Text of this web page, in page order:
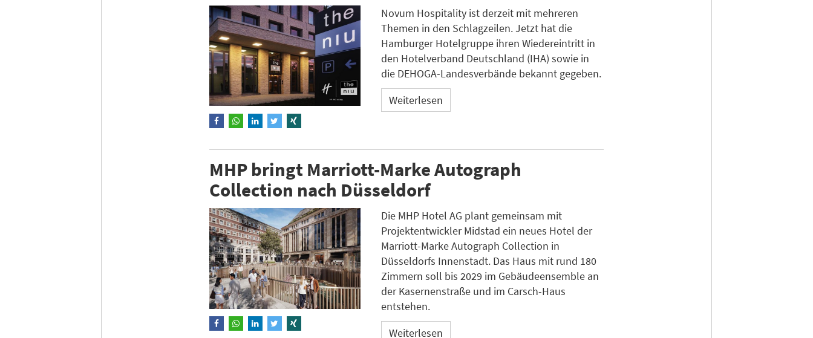
Novum Hospitality ist derzeit mit mehreren
Themen in den Schlagzeilen. Jetzt hat die
Hamburger Hotelgruppe ihren Wiedereintritt in
den Hotelverband Deutschland (IHA) sowie in
die DEHOGA-Landesverbände bekannt gegeben.
Weiterlesen
MHP bringt Marriott-Marke Autograph
Collection nach Düsseldorf
Die MHP Hotel AG plant gemeinsam mit
Projektentwickler Midstad ein neues Hotel der
Marriott-Marke Autograph Collection in
Düsseldorfs Innenstadt. Das Haus mit rund 180
Zimmern soll bis 2029 im Gebäudeensemble an
der Kasernenstraße und im Carsch-Haus
entstehen.
Weiterlesen